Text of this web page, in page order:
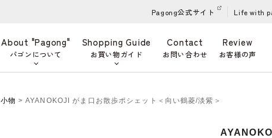
Pagong公式サイト Life with
About "Pagong"
パゴンについて
Shopping Guide
お買い物ガイド
Contact
お問い合わせ
Review
お客様の声
小物 > AYANOKOJI がま口お散歩ポシェット＜向い鶴菱/淡紫＞